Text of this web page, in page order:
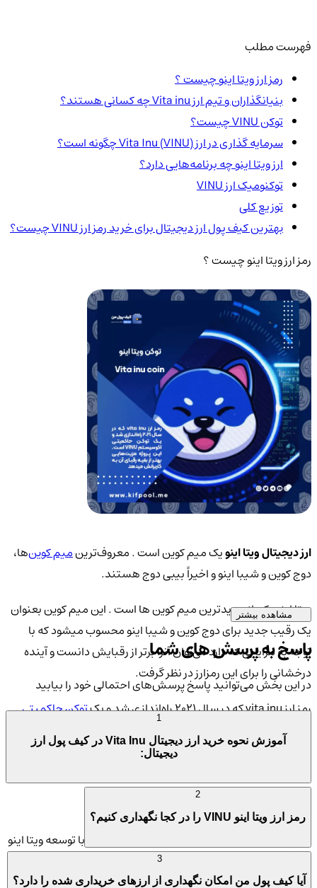
فهرست مطلب
رمز ارز ویتا اینو چیست ؟
بنیانگذاران و تیم ارز Vita inu چه کسانی هستند؟
توکن VINU چیست؟
سرمایه گذاری در ارز Vita Inu (VINU) چگونه است؟
ارز ویتا اینو چه برنامه‌هایی دارد؟
توکنومیک ارز VINU
توزیع کلی
بهترین کیف پول ارز دیجیتال برای خرید رمز ارز VINU چیست؟
رمز ارز ویتا اینو چیست ؟
ارز دیجیتال ویتا اینویک میم کوین است . معروف‌ترینمیم کوین‌ها،
دوج کوین و شیبا اینو و اخیراً بیبی دوج هستند.
ویتا اینو یکی از جدیدترین میم کوین ها است . این میم کوین بعنوان
یک رقیب جدید برای دوج کوین و شیبا اینو محسوب میشود که با
توجه به مزایایی که دارد می‌توان آنرا برتر از رقبایش دانست و آینده
درخشانی را برای این رمزارز در نظر گرفت.
رمز ارز vita inu که در سال 2021 راه‌اندازی شد و یک
توکن حاکمیتی
به کاربرانش میدهد مانند سرعت بالاتر در انجام تراکنشها و برخلاف
بنیانگذاران و تیم ارز Vita inu چه کسانی هستند؟
تیم پروژه ویتا اینو از چهار فرد تشکیل شده است که با توسعه ویتا اینو
باعث پیشرفت و بهبودی آن می‌شوند.
مشاهده بیشتر
پاسخ به پرسش های شما
در این بخش می‌توانید پاسخ پرسش‌های احتمالی خود را بیابید
آموزش نحوه خرید ارز دیجیتال Vita Inu در کیف پول ارز
دیجیتال:
رمز ارز ویتا اینو VINU را در کجا نگهداری کنیم؟
آیا کیف پول من امکان نگهداری از ارزهای خریداری شده را دارد؟